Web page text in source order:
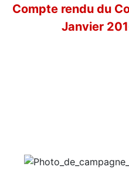
Compte rendu du
Janvier